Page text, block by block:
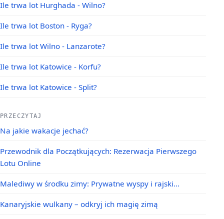
Ile trwa lot Hurghada - Wilno?
Ile trwa lot Boston - Ryga?
Ile trwa lot Wilno - Lanzarote?
Ile trwa lot Katowice - Korfu?
Ile trwa lot Katowice - Split?
PRZECZYTAJ
Na jakie wakacje jechać?
Przewodnik dla Początkujących: Rezerwacja Pierwszego
Lotu Online
Malediwy w środku zimy: Prywatne wyspy i rajski…
Kanaryjskie wulkany – odkryj ich magię zimą